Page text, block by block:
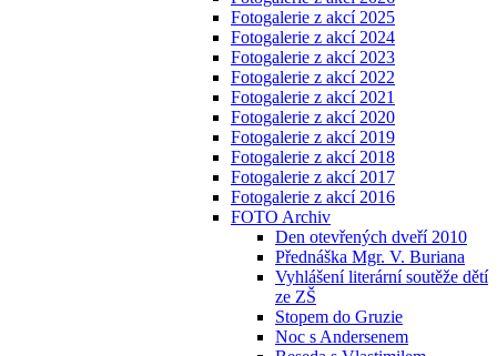
Fotogalerie z akcí 2025
Fotogalerie z akcí 2024
Fotogalerie z akcí 2023
Fotogalerie z akcí 2022
Fotogalerie z akcí 2021
Fotogalerie z akcí 2020
Fotogalerie z akcí 2019
Fotogalerie z akcí 2018
Fotogalerie z akcí 2017
Fotogalerie z akcí 2016
FOTO Archiv
Den otevřených dveří 2010
Přednáška Mgr. V. Buriana
Vyhlášení literární soutěže dětí
ze ZŠ
Stopem do Gruzie
Noc s Andersenem